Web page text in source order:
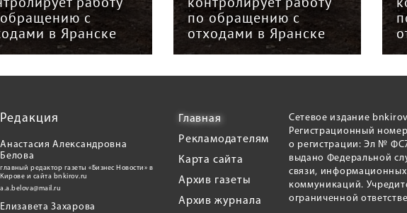
с
в Яранске
по обращению с
отходами в Яранске
Редакция
Анастасия Александровна
Белова
главный редактор газеты «Бизнес Новости» в
Кирове и сайта bnkirov.ru
a.a.belova@mail.ru
Елизавета Захарова
Главная
Рекламодателям
Карта сайта
Архив газеты
Архив журнала
Сетевое издание
Регистрационный
о регистрации: Эл №
выдано Федеральной
связи,
коммуникаций.
ограниченной